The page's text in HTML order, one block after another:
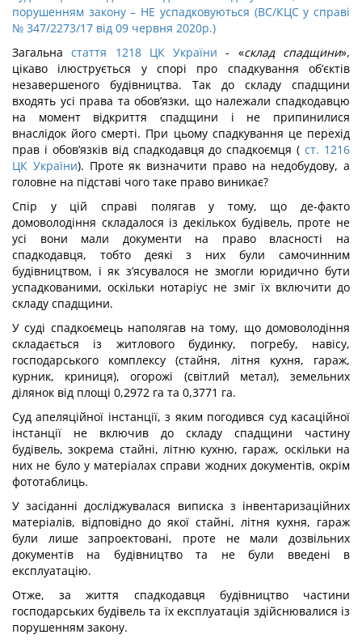
порушенням закону – НЕ успадковуються (ВС/КЦС у справі
№ 347/2273/17 від 09 червня 2020р.)
Загальнастаття 1218 ЦК України - «склад спадщини»,
цікаво ілюструється у спорі про спадкування об’єктів
незавершеного будівництва. Так до складу спадщини
входять усі права та обов’язки, що належали спадкодавцю
на момент відкриття спадщини і не припинилися
внаслідок його смерті. При цьому спадкування це перехід
прав і обов’язків від спадкодавця до спадкоємця (ст. 1216
ЦК України). Проте як визначити право на недобудову, а
головне на підставі чого таке право виникає?
Спір у цій справі полягав у тому, що де-факто
домоволодіння складалося із декількох будівель, проте не
усі вони мали документи на право власності на
спадкодавця, тобто деякі з них були самочинним
будівництвом, і як з’ясувалося не змогли юридично бути
успадкованими, оскільки нотаріус не зміг їх включити до
складу спадщини.
У суді спадкоємець наполягав на тому, що домоволодіння
складається із житлового будинку, погребу, навісу,
господарського комплексу (стайня, літня кухня, гараж,
курник, криниця), огорожі (світлий метал), земельних
ділянок від площі 0,2972 га та 0,3771 га.
Суд апеляційної інстанції, з яким погодився суд касаційної
інстанції не включив до складу спадщини частину
будівель, зокрема стайні, літню кухню, гараж, оскільки на
них не було у матеріалах справи жодних документів, окрім
фототаблиць.
У засіданні досліджувалася виписка з інвентаризаційних
матеріалів, відповідно до якої стайні, літня кухня, гараж
були лише запроектовані, проте не мали дозвільних
документів на будівництво та не були введені в
експлуатацію.
Отже, за життя спадкодавця будівництво частини
господарських будівель та їх експлуатація здійснювалися із
порушенням закону.